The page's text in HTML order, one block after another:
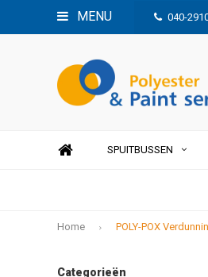
MENU 040-
SPUITBUSSEN
Home POLY-POX
Categorieën